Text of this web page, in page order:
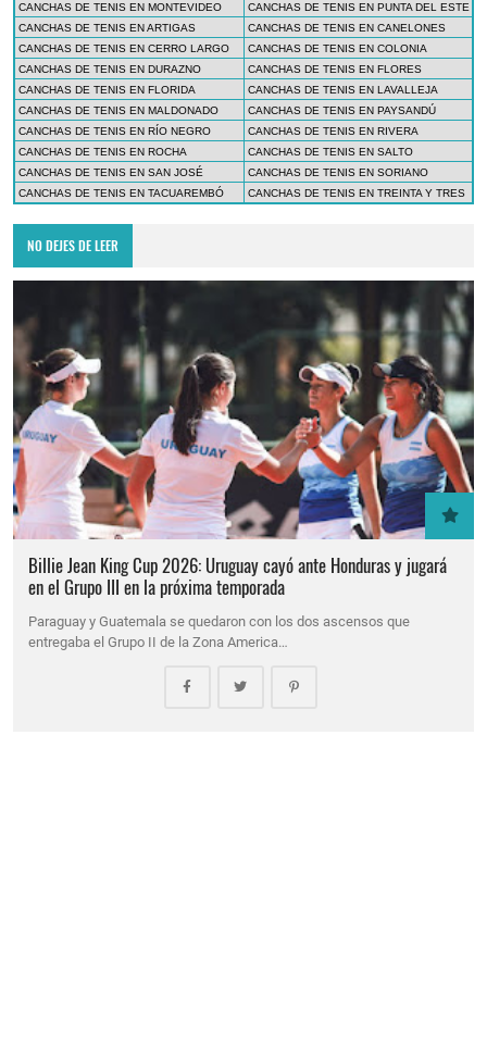
CANCHAS DE TENIS EN MONTEVIDEO
CANCHAS DE TENIS EN PUNTA DEL ESTE
CANCHAS DE TENIS EN ARTIGAS
CANCHAS DE TENIS EN CANELONES
CANCHAS DE TENIS EN CERRO LARGO
CANCHAS DE TENIS EN COLONIA
CANCHAS DE TENIS EN DURAZNO
CANCHAS DE TENIS EN FLORES
CANCHAS DE TENIS EN FLORIDA
CANCHAS DE TENIS EN LAVALLEJA
CANCHAS DE TENIS EN MALDONADO
CANCHAS DE TENIS EN PAYSANDÚ
CANCHAS DE TENIS EN RÍO NEGRO
CANCHAS DE TENIS EN RIVERA
CANCHAS DE TENIS EN ROCHA
CANCHAS DE TENIS EN SALTO
CANCHAS DE TENIS EN SAN JOSÉ
CANCHAS DE TENIS EN SORIANO
CANCHAS DE TENIS EN TACUAREMBÓ
CANCHAS DE TENIS EN TREINTA Y TRES
NO DEJES DE LEER
Billie Jean King Cup 2026: Uruguay cayó ante Honduras y jugará
en el Grupo III en la próxima temporada
Paraguay y Guatemala se quedaron con los dos ascensos que
entregaba el Grupo II de la Zona America…